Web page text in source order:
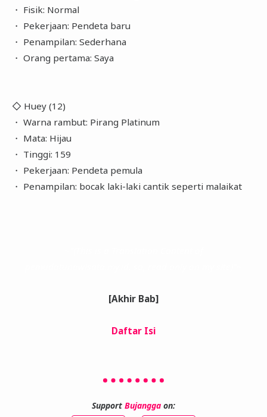
・ Fisik: Normal
・ Pekerjaan: Pendeta baru
・ Penampilan: Sederhana
・ Orang pertama: Saya
◇ Huey (12)
・ Warna rambut: Pirang Platinum
・ Mata: Hijau
・ Tinggi: 159
・ Pekerjaan: Pendeta pemula
・ Penampilan: bocak laki-laki cantik seperti malaikat
[Akhir Bab]
Daftar Isi
Support Bujangga on: